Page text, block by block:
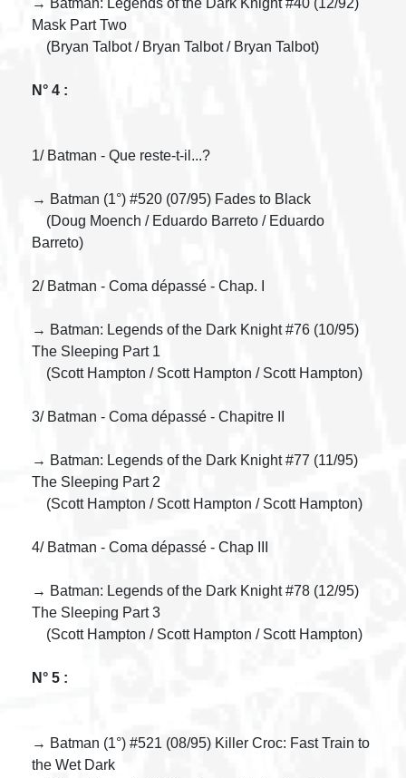
→ Batman: Legends of the Dark Knight #40 (12/92)
Mask Part Two
(Bryan Talbot / Bryan Talbot / Bryan Talbot)
N° 4 :
1/ Batman - Que reste-t-il...?
→ Batman (1°) #520 (07/95) Fades to Black
(Doug Moench / Eduardo Barreto / Eduardo
Barreto)
2/ Batman - Coma dépassé - Chap. I
→ Batman: Legends of the Dark Knight #76 (10/95)
The Sleeping Part 1
(Scott Hampton / Scott Hampton / Scott Hampton)
3/ Batman - Coma dépassé - Chapitre II
→ Batman: Legends of the Dark Knight #77 (11/95)
The Sleeping Part 2
(Scott Hampton / Scott Hampton / Scott Hampton)
4/ Batman - Coma dépassé - Chap III
→ Batman: Legends of the Dark Knight #78 (12/95)
The Sleeping Part 3
(Scott Hampton / Scott Hampton / Scott Hampton)
N° 5 :
→ Batman (1°) #521 (08/95) Killer Croc: Fast Train to
the Wet Dark